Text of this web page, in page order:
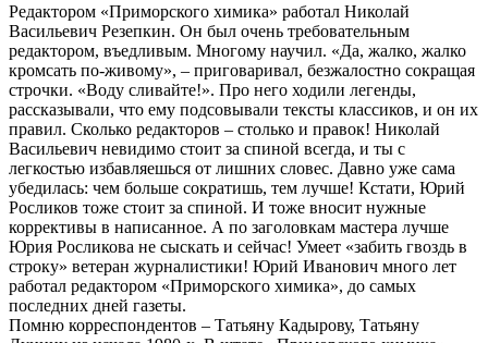
Редактором «Приморского химика» работал Николай
Васильевич Резепкин. Он был очень требовательным
редактором, въедливым. Многому научил. «Да, жалко, жалко
кромсать по-живому», – приговаривал, безжалостно сокращая
строчки. «Воду сливайте!». Про него ходили легенды,
рассказывали, что ему подсовывали тексты классиков, и он их
правил. Сколько редакторов – столько и правок! Николай
Васильевич невидимо стоит за спиной всегда, и ты с
легкостью избавляешься от лишних словес. Давно уже сама
убедилась: чем больше сократишь, тем лучше! Кстати, Юрий
Росликов тоже стоит за спиной. И тоже вносит нужные
коррективы в написанное. А по заголовкам мастера лучше
Юрия Росликова не сыскать и сейчас! Умеет «забить гвоздь в
строку» ветеран журналистики! Юрий Иванович много лет
работал редактором «Приморского химика», до самых
последних дней газеты.
Помню корреспондентов – Татьяну Кадырову, Татьяну